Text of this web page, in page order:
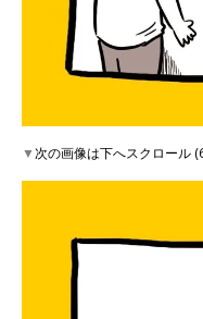
▼次の画像は下へスクロール